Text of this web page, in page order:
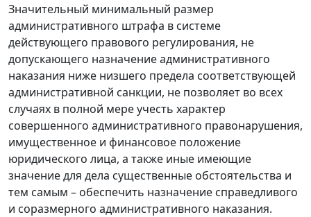
Значительный минимальный размер
административного штрафа в системе
действующего правового регулирования, не
допускающего назначение административного
наказания ниже низшего предела соответствующей
административной санкции, не позволяет во всех
случаях в полной мере учесть характер
совершенного административного правонарушения,
имущественное и финансовое положение
юридического лица, а также иные имеющие
значение для дела существенные обстоятельства и
тем самым – обеспечить назначение справедливого
и соразмерного административного наказания.